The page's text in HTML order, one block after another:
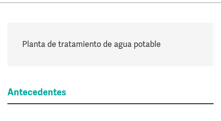
Planta de tratamiento de agua potable
Antecedentes